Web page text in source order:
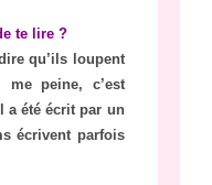
te lire ?
qu’ils loupent
peine, c’est
a été écrit par un
écrivent parfois